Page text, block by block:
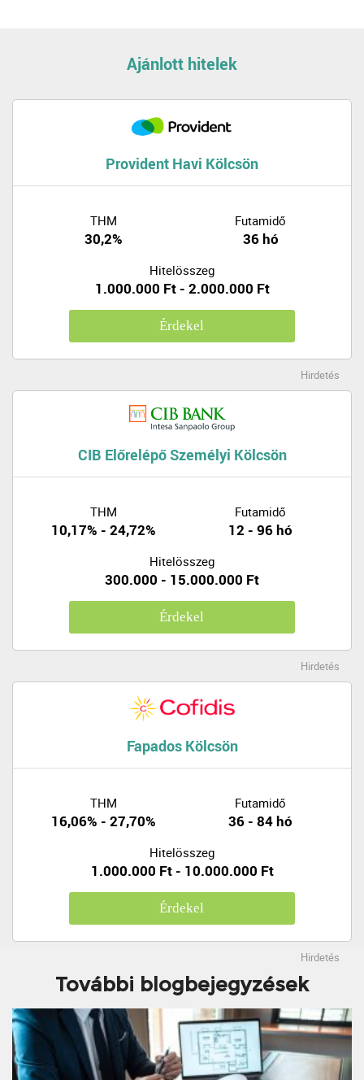
Ajánlott hitelek
Provident Havi Kölcsön
THM
30,2%
Futamidő
36 hó
Hitelösszeg
1.000.000 Ft - 2.000.000 Ft
Érdekel
Hirdetés
CIB Előrelépő Személyi Kölcsön
THM
10,17% - 24,72%
Futamidő
12 - 96 hó
Hitelösszeg
300.000 - 15.000.000 Ft
Érdekel
Hirdetés
Fapados Kölcsön
THM
16,06% - 27,70%
Futamidő
36 - 84 hó
Hitelösszeg
1.000.000 Ft - 10.000.000 Ft
Érdekel
Hirdetés
További blogbejegyzések